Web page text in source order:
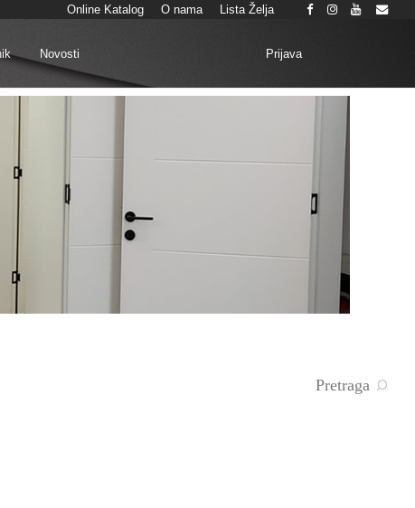
Online Katalog O nama Lista Želja
Novosti Prijava
Pretraga